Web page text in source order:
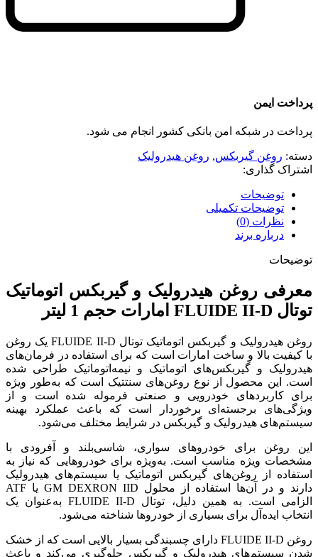
پرداخت ایمن
پرداخت در شبکه امن بانکی کشور انجام می شود.
دسته: روغن گیربکس, روغن هیدرولیک
اشتراک گذاری:
توضیحات
توضیحات تکمیلی
نظرات (0)
درباره برند
توضیحات
معرفی روغن هیدرولیک و گیربکس اتوماتیک
توتال FLUIDE II-D امارات حجم 1 لیتر
روغن هیدرولیک و گیربکس اتوماتیک توتال FLUIDE II-D یک روغن
با کیفیت بالا و ساخت امارات است که برای استفاده در فرمان‌های
هیدرولیک و گیربکس‌های اتوماتیک و نیمه‌اتوماتیک طراحی شده
است. این محصول از نوع روغن‌های سنتتیک است که به‌طور ویژه
برای کاربردهای خودرویی و صنعتی فرموله شده است و از
ویژگی‌های برجسته‌ای برخوردار است که باعث عملکرد بهینه
سیستم‌های هیدرولیک و گیربکس در شرایط مختلف می‌شود.
این روغن برای خودروهای سواری، شاسی‌بلند و آفرودی با
مشخصات ویژه مناسب است. به‌ویژه برای خودروهایی که نیاز به
استفاده از روغن‌های گیربکس اتوماتیک یا سیستم‌های هیدرولیک
دارند و در آن‌ها استفاده از محلول GM DEXRON IID یا ATF
الزامی است. به همین دلیل، توتال FLUIDE II-D به‌عنوان یک
انتخاب ایده‌آل برای بسیاری از خودروها شناخته می‌شود.
روغن FLUIDE II-D دارای چسبندگی بسیار بالایی است که از خشک
شدن سیستم‌های هیدرولیک و گیربکس جلوگیری می‌کند و باعث